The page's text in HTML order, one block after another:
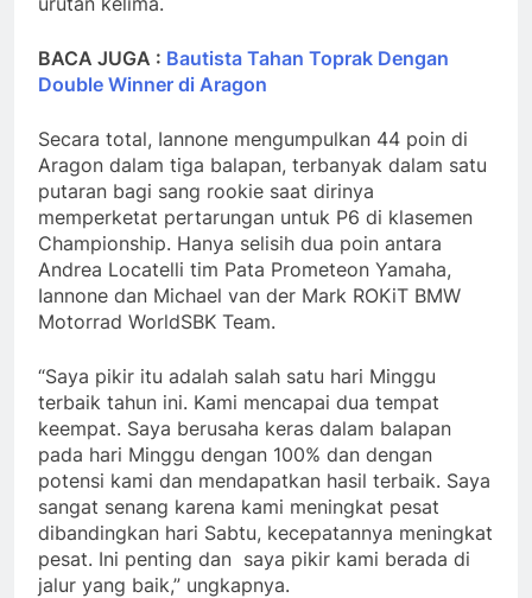
BACA JUGA : Bautista Tahan Toprak Dengan
Double Winner di Aragon
Secara total, Iannone mengumpulkan 44 poin di
Aragon dalam tiga balapan, terbanyak dalam satu
putaran bagi sang rookie saat dirinya
memperketat pertarungan untuk P6 di klasemen
Championship. Hanya selisih dua poin antara
Andrea Locatelli tim Pata Prometeon Yamaha,
Iannone dan Michael van der Mark ROKiT BMW
Motorrad WorldSBK Team.
“Saya pikir itu adalah salah satu hari Minggu
terbaik tahun ini. Kami mencapai dua tempat
keempat. Saya berusaha keras dalam balapan
pada hari Minggu dengan 100% dan dengan
potensi kami dan mendapatkan hasil terbaik. Saya
sangat senang karena kami meningkat pesat
dibandingkan hari Sabtu, kecepatannya meningkat
pesat. Ini penting dan saya pikir kami berada di
jalur yang baik,” ungkapnya.